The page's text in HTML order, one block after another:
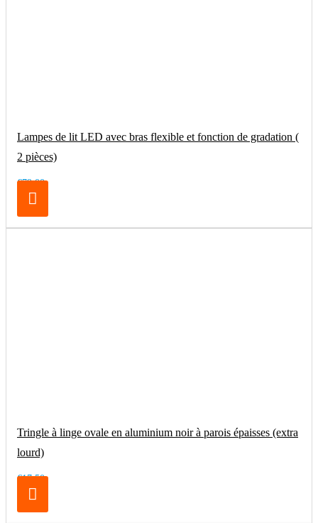
Lampes de lit LED avec bras flexible et fonction de gradation (
2 pièces)
€79.00
Tringle à linge ovale en aluminium noir à parois épaisses (extra
lourd)
€17.50